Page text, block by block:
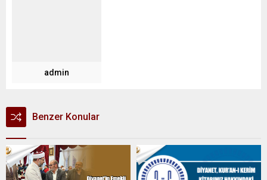
admin
Benzer Konular